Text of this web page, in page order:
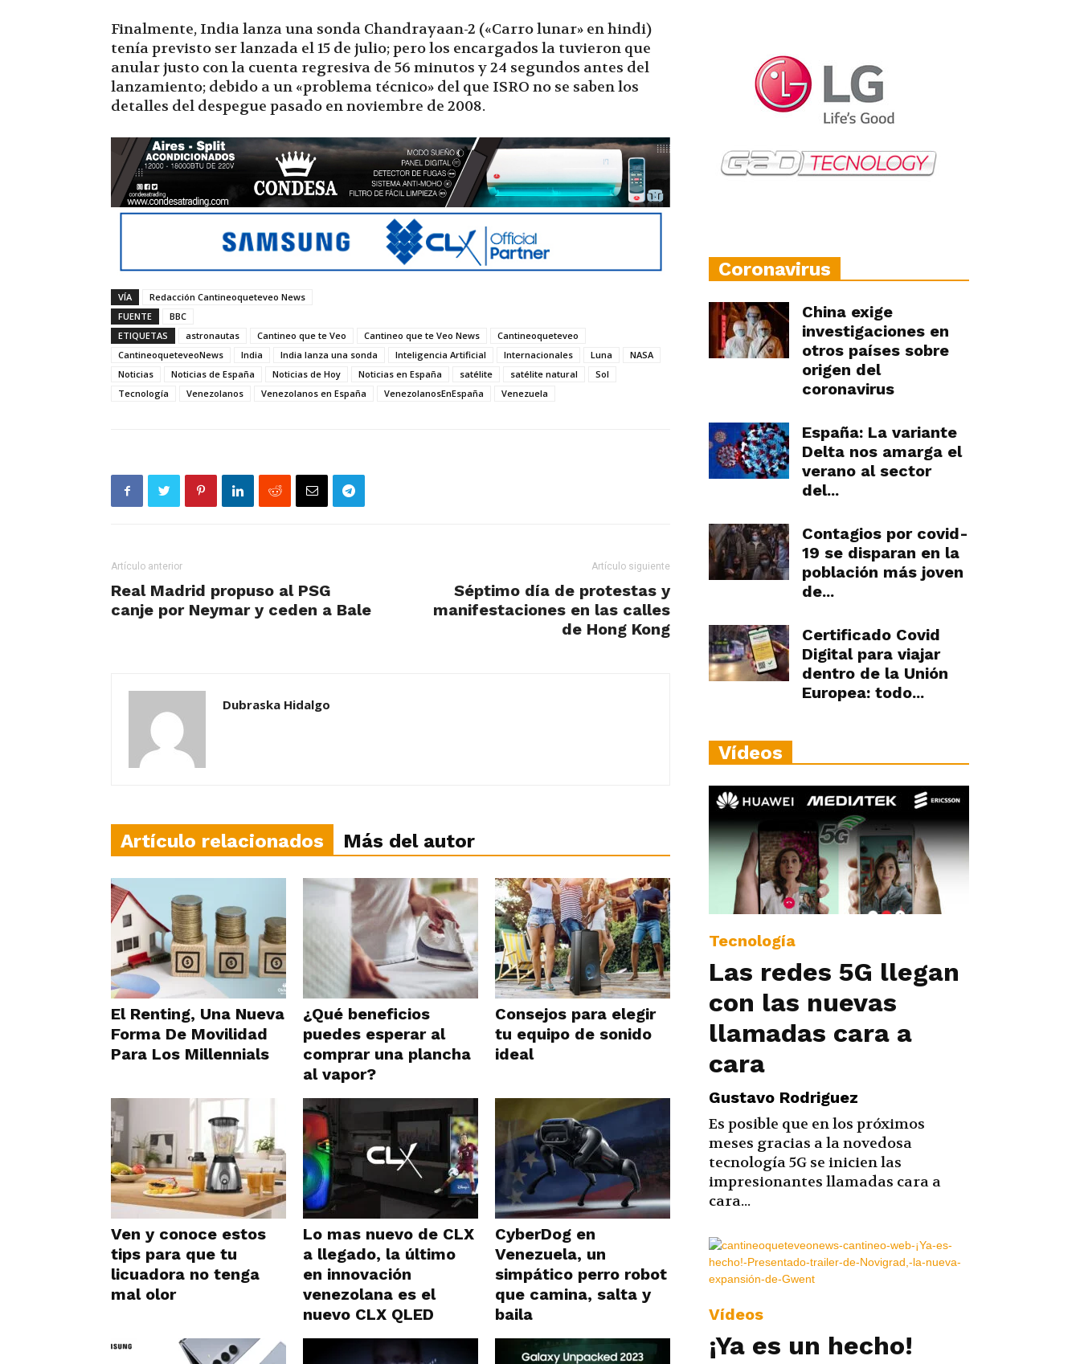
Finalmente, India lanza una sonda Chandrayaan-2 («Carro lunar» en hindi)
tenía previsto ser lanzada el 15 de julio; pero los encargados la tuvieron que
anular justo con la cuenta regresiva de 56 minutos y 24 segundos antes del
lanzamiento; debido a un «problema técnico» del que ISRO no se saben los
detalles del despegue pasado en noviembre de 2008.
VÍA
Redacción Cantineoqueteveo News
FUENTE
BBC
ETIQUETAS
astronautas Cantineo que te Veo Cantineo que te Veo News
Cantineoqueteveo
CantineoqueteveoNews
India India lanza una sonda Inteligencia Artificial Internacionales Luna
NASA
Noticias
Noticias de España Noticias de Hoy Noticias en España satélite satélite natural
Sol
Tecnología
Venezolanos Venezolanos en España VenezolanosEnEspaña Venezuela
Artículo anterior
Real Madrid propuso al PSG
canje por Neymar y ceden a Bale
Artículo siguiente
Séptimo día de protestas y
manifestaciones en las calles
de Hong Kong
Dubraska Hidalgo
Artículo relacionados Más del autor
El Renting, Una Nueva
Forma De Movilidad
Para Los Millennials
¿Qué beneficios
puedes esperar al
comprar una plancha
al vapor?
Consejos para elegir
tu equipo de sonido
ideal
Ven y conoce estos
tips para que tu
licuadora no tenga
mal olor
Lo mas nuevo de CLX
a llegado, la último
en innovación
venezolana es el
nuevo CLX QLED
CyberDog en
Venezuela, un
simpático perro robot
que camina, salta y
baila
Coronavirus
China exige
investigaciones en
otros países sobre
origen del
coronavirus
España: La variante
Delta nos amarga el
verano al sector
del...
Contagios por covid-
19 se disparan en la
población más joven
de...
Certificado Covid
Digital para viajar
dentro de la Unión
Europea: todo...
Vídeos
Tecnología
Las redes 5G llegan
con las nuevas
llamadas cara a
cara
Gustavo Rodriguez
Es posible que en los próximos
meses gracias a la novedosa
tecnología 5G se inicien las
impresionantes llamadas cara a
cara...
Vídeos
¡Ya es un hecho!